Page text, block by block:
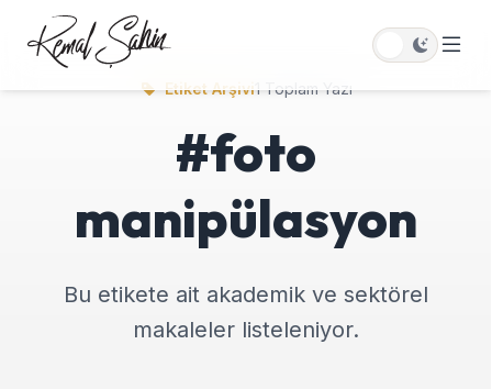
Etiket Arşivi1 Toplam Yazı
#foto
manipülasyon
Bu etikete ait akademik ve sektörel
makaleler listeleniyor.